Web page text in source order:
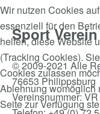
Sport
© 2009-2021 Alle
76653 Philippsburg
Vereinsnummer:
Wir nutzen Cookies
essenziell für den
helfen, diese Website
(Tracking Cookies).
Cookies zulassen
Ablehnung womöglich
Seite zur Verfügung